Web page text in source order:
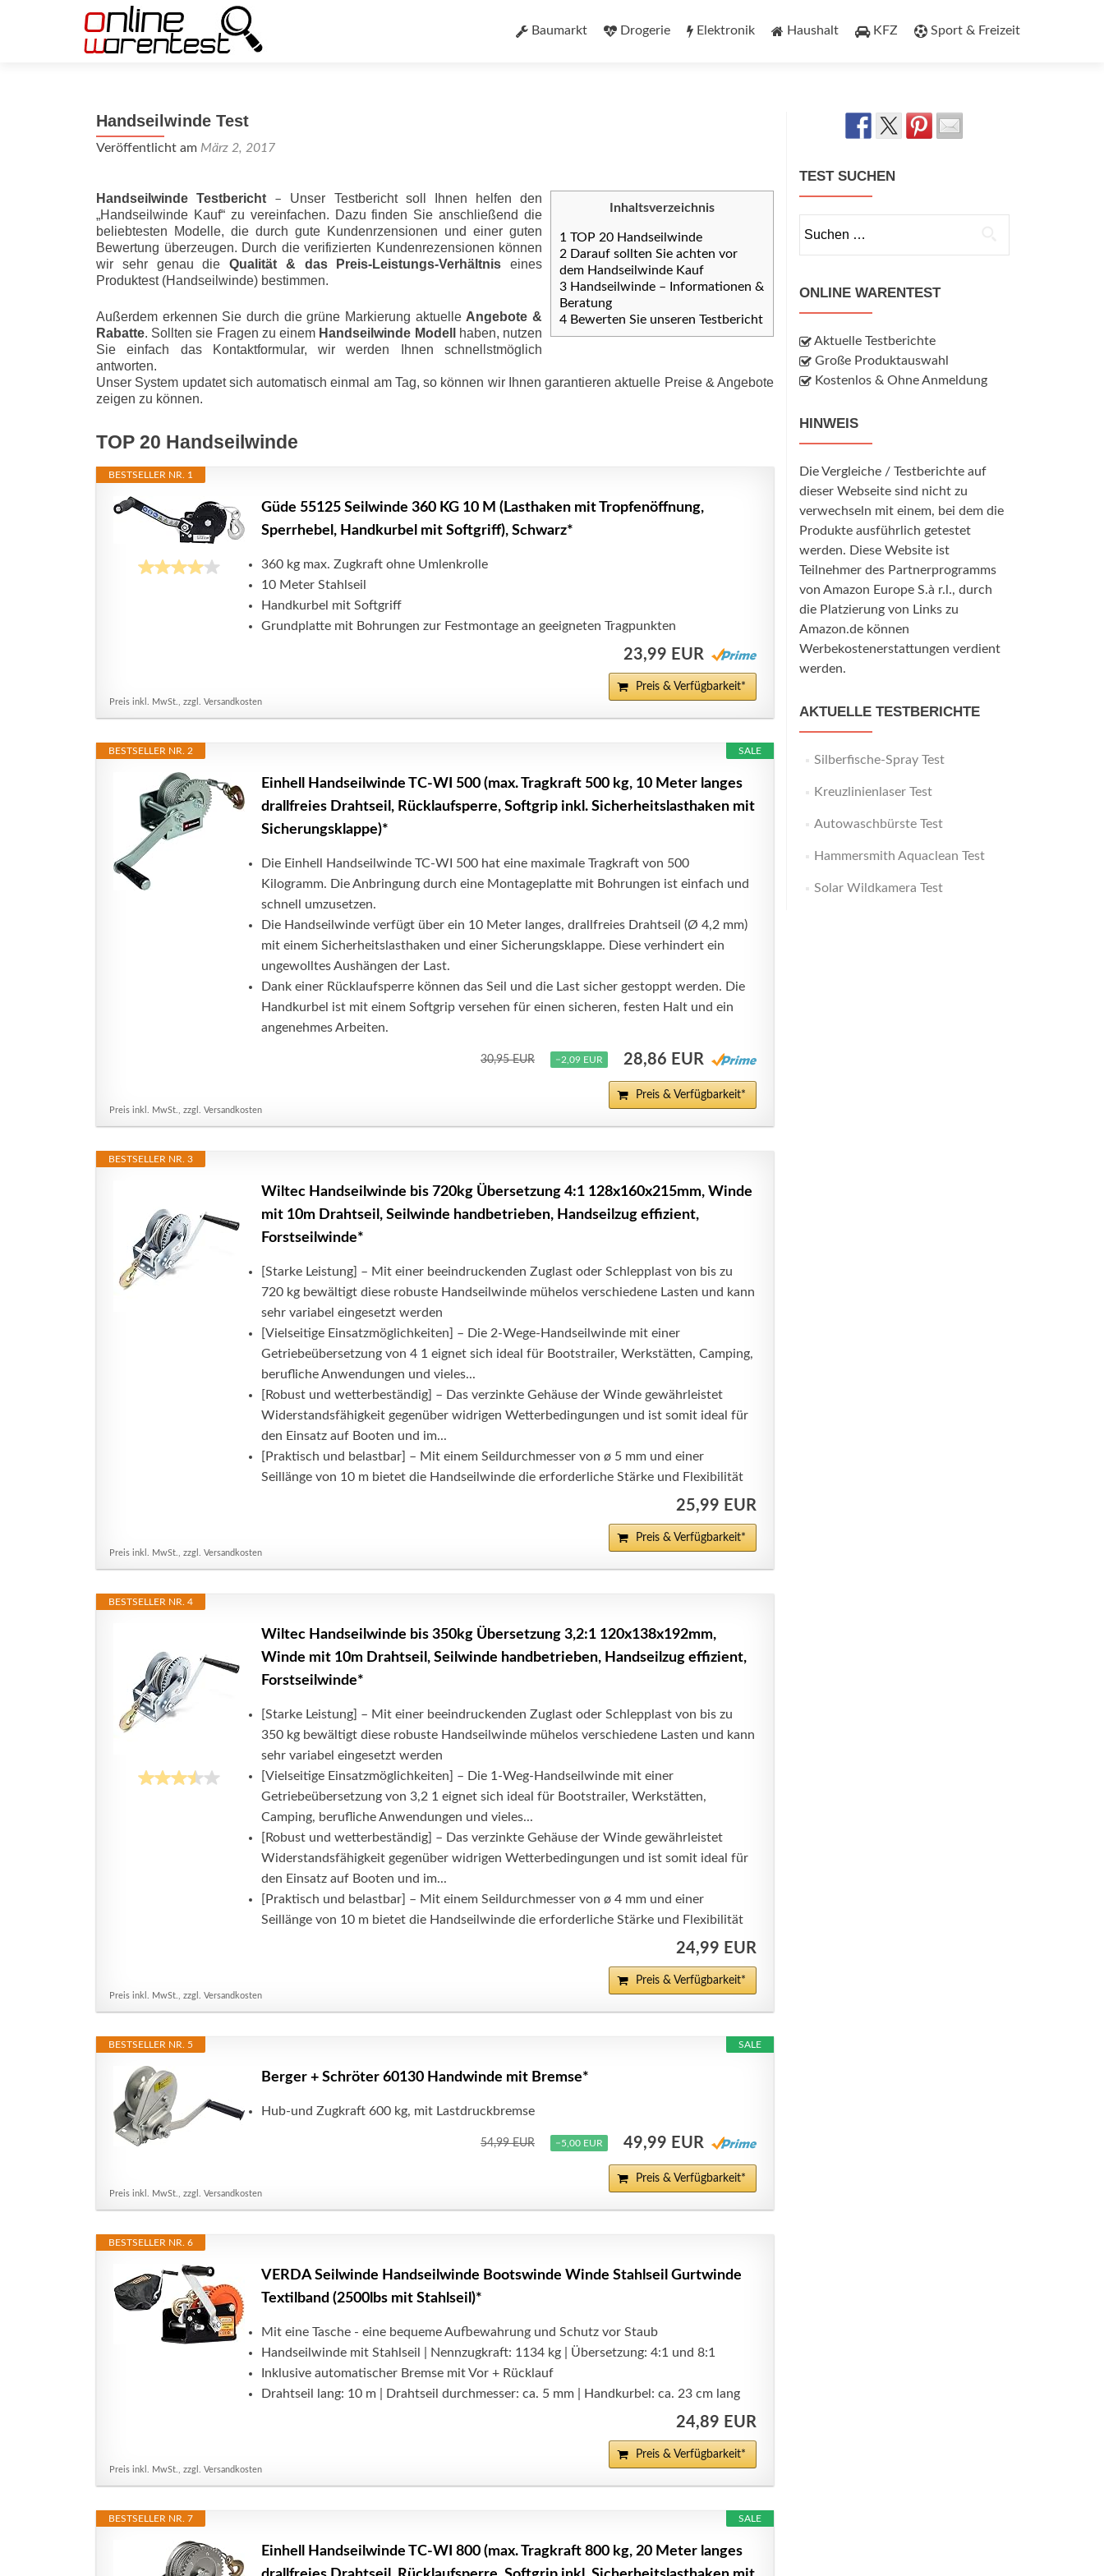
InhaltBaumarkt Drogerie Elektronik Haushalt KFZ Sport & Freizeit
Handseilwinde Test
Veröffentlicht am März 2, 2017
Inhaltsverzeichnis
1 TOP 20 Handseilwinde
2 Darauf sollten Sie achten vor
dem Handseilwinde Kauf
3 Handseilwinde – Informationen &
Beratung
4 Bewerten Sie unseren Testbericht
Handseilwinde Testbericht – Unser Testbericht soll Ihnen helfen den
„Handseilwinde Kauf“ zu vereinfachen. Dazu finden Sie anschließend die
beliebtesten Modelle, die durch gute Kundenrzensionen und einer guten
Bewertung überzeugen. Durch die verifizierten Kundenrezensionen können
wir sehr genau die Qualität & das Preis-Leis­tungs-Ver­hält­nis eines
Produktest (Handseilwinde) bestimmen.
Außerdem erkennen Sie durch die grüne Markierung aktuelle Angebote &
Rabatte. Sollten sie Fragen zu einem Handseilwinde Modell
haben, nutzen
Sie einfach das Kontaktformular, wir werden Ihnen schnellstmöglich
antworten.
Unser System updatet sich automatisch einmal am Tag, so können wir Ihnen garantieren aktuelle Preise & Angebote
zeigen zu können.
TOP 20 Handseilwinde
BESTSELLER NR. 1
Güde 55125 Seilwinde 360 KG 10 M (Lasthaken mit Tropfenöffnung,
Sperrhebel, Handkurbel mit Softgriff), Schwarz*
360 kg max. Zugkraft ohne Umlenkrolle
10 Meter Stahlseil
Handkurbel mit Softgriff
Grundplatte mit Bohrungen zur Festmontage an geeigneten Tragpunkten
23,99 EUR
Preis & Verfügbarkeit*
Preis inkl. MwSt., zzgl. Versandkosten
SALE
BESTSELLER NR. 2
Einhell Handseilwinde TC-WI 500 (max. Tragkraft 500 kg, 10 Meter langes
drallfreies Drahtseil, Rücklaufsperre, Softgrip inkl. Sicherheitslasthaken mit
Sicherungsklappe)*
Die Einhell Handseilwinde TC-WI 500 hat eine maximale Tragkraft von 500
Kilogramm. Die Anbringung durch eine Montageplatte mit Bohrungen ist einfach und
schnell umzusetzen.
Die Handseilwinde verfügt über ein 10 Meter langes, drallfreies Drahtseil (Ø 4,2 mm)
mit einem Sicherheitslasthaken und einer Sicherungsklappe. Diese verhindert ein
ungewolltes Aushängen der Last.
Dank einer Rücklaufsperre können das Seil und die Last sicher gestoppt werden. Die
Handkurbel ist mit einem Softgrip versehen für einen sicheren, festen Halt und ein
angenehmes Arbeiten.
30,95 EUR −2,09 EUR 28,86 EUR
Preis & Verfügbarkeit*
Preis inkl. MwSt., zzgl. Versandkosten
BESTSELLER NR. 3
Wiltec Handseilwinde bis 720kg Übersetzung 4:1 128x160x215mm, Winde
mit 10m Drahtseil, Seilwinde handbetrieben, Handseilzug effizient,
Forstseilwinde*
[Starke Leistung] – Mit einer beeindruckenden Zuglast oder Schlepplast von bis zu
720 kg bewältigt diese robuste Handseilwinde mühelos verschiedene Lasten und kann
sehr variabel eingesetzt werden
[Vielseitige Einsatzmöglichkeiten] – Die 2-Wege-Handseilwinde mit einer
Getriebeübersetzung von 4 1 eignet sich ideal für Bootstrailer, Werkstätten, Camping,
berufliche Anwendungen und vieles...
[Robust und wetterbeständig] – Das verzinkte Gehäuse der Winde gewährleistet
Widerstandsfähigkeit gegenüber widrigen Wetterbedingungen und ist somit ideal für
den Einsatz auf Booten und im...
[Praktisch und belastbar] – Mit einem Seildurchmesser von ø 5 mm und einer
Seillänge von 10 m bietet die Handseilwinde die erforderliche Stärke und Flexibilität
25,99 EUR
Preis & Verfügbarkeit*
Preis inkl. MwSt., zzgl. Versandkosten
BESTSELLER NR. 4
Wiltec Handseilwinde bis 350kg Übersetzung 3,2:1 120x138x192mm,
Winde mit 10m Drahtseil, Seilwinde handbetrieben, Handseilzug effizient,
Forstseilwinde*
[Starke Leistung] – Mit einer beeindruckenden Zuglast oder Schlepplast von bis zu
350 kg bewältigt diese robuste Handseilwinde mühelos verschiedene Lasten und kann
sehr variabel eingesetzt werden
[Vielseitige Einsatzmöglichkeiten] – Die 1-Weg-Handseilwinde mit einer
Getriebeübersetzung von 3,2 1 eignet sich ideal für Bootstrailer, Werkstätten,
Camping, berufliche Anwendungen und vieles...
[Robust und wetterbeständig] – Das verzinkte Gehäuse der Winde gewährleistet
Widerstandsfähigkeit gegenüber widrigen Wetterbedingungen und ist somit ideal für
den Einsatz auf Booten und im...
[Praktisch und belastbar] – Mit einem Seildurchmesser von ø 4 mm und einer
Seillänge von 10 m bietet die Handseilwinde die erforderliche Stärke und Flexibilität
24,99 EUR
Preis & Verfügbarkeit*
Preis inkl. MwSt., zzgl. Versandkosten
SALE
BESTSELLER NR. 5
Berger + Schröter 60130 Handwinde mit Bremse*
Hub-und Zugkraft 600 kg, mit Lastdruckbremse
54,99 EUR −5,00 EUR 49,99 EUR
Preis & Verfügbarkeit*
Preis inkl. MwSt., zzgl. Versandkosten
BESTSELLER NR. 6
VERDA Seilwinde Handseilwinde Bootswinde Winde Stahlseil Gurtwinde
Textilband (2500lbs mit Stahlseil)*
Mit eine Tasche - eine bequeme Aufbewahrung und Schutz vor Staub
Handseilwinde mit Stahlseil | Nennzugkraft: 1134 kg | Übersetzung: 4:1 und 8:1
Inklusive automatischer Bremse mit Vor + Rücklauf
Drahtseil lang: 10 m | Drahtseil durchmesser: ca. 5 mm | Handkurbel: ca. 23 cm lang
24,89 EUR
Preis & Verfügbarkeit*
Preis inkl. MwSt., zzgl. Versandkosten
SALE
BESTSELLER NR. 7
Einhell Handseilwinde TC-WI 800 (max. Tragkraft 800 kg, 20 Meter langes
TEST SUCHEN
nach:
ONLINE WARENTEST
Aktuelle Testberichte
Große Produktauswahl
Kostenlos & Ohne Anmeldung
HINWEIS
Die Vergleiche / Testberichte auf
dieser Webseite sind nicht zu
verwechseln mit einem, bei dem die
Produkte ausführlich getestet
werden. Diese Website ist
Teilnehmer des Partnerprogramms
von Amazon Europe S.à r.l., durch
die Platzierung von Links zu
Amazon.de können
Werbekostenerstattungen verdient
werden.
AKTUELLE TESTBERICHTE
Silberfische-Spray Test
Kreuzlinienlaser Test
Autowaschbürste Test
Hammersmith Aquaclean Test
Solar Wildkamera Test